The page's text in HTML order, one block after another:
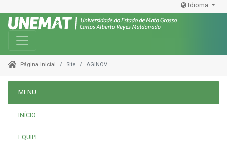
Idioma
Toggle navigation
Página Inicial Site AGINOV
MENU
INÍCIO
EQUIPE